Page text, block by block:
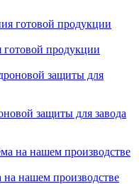
готовой продукции
защиты для завода
нашем производстве